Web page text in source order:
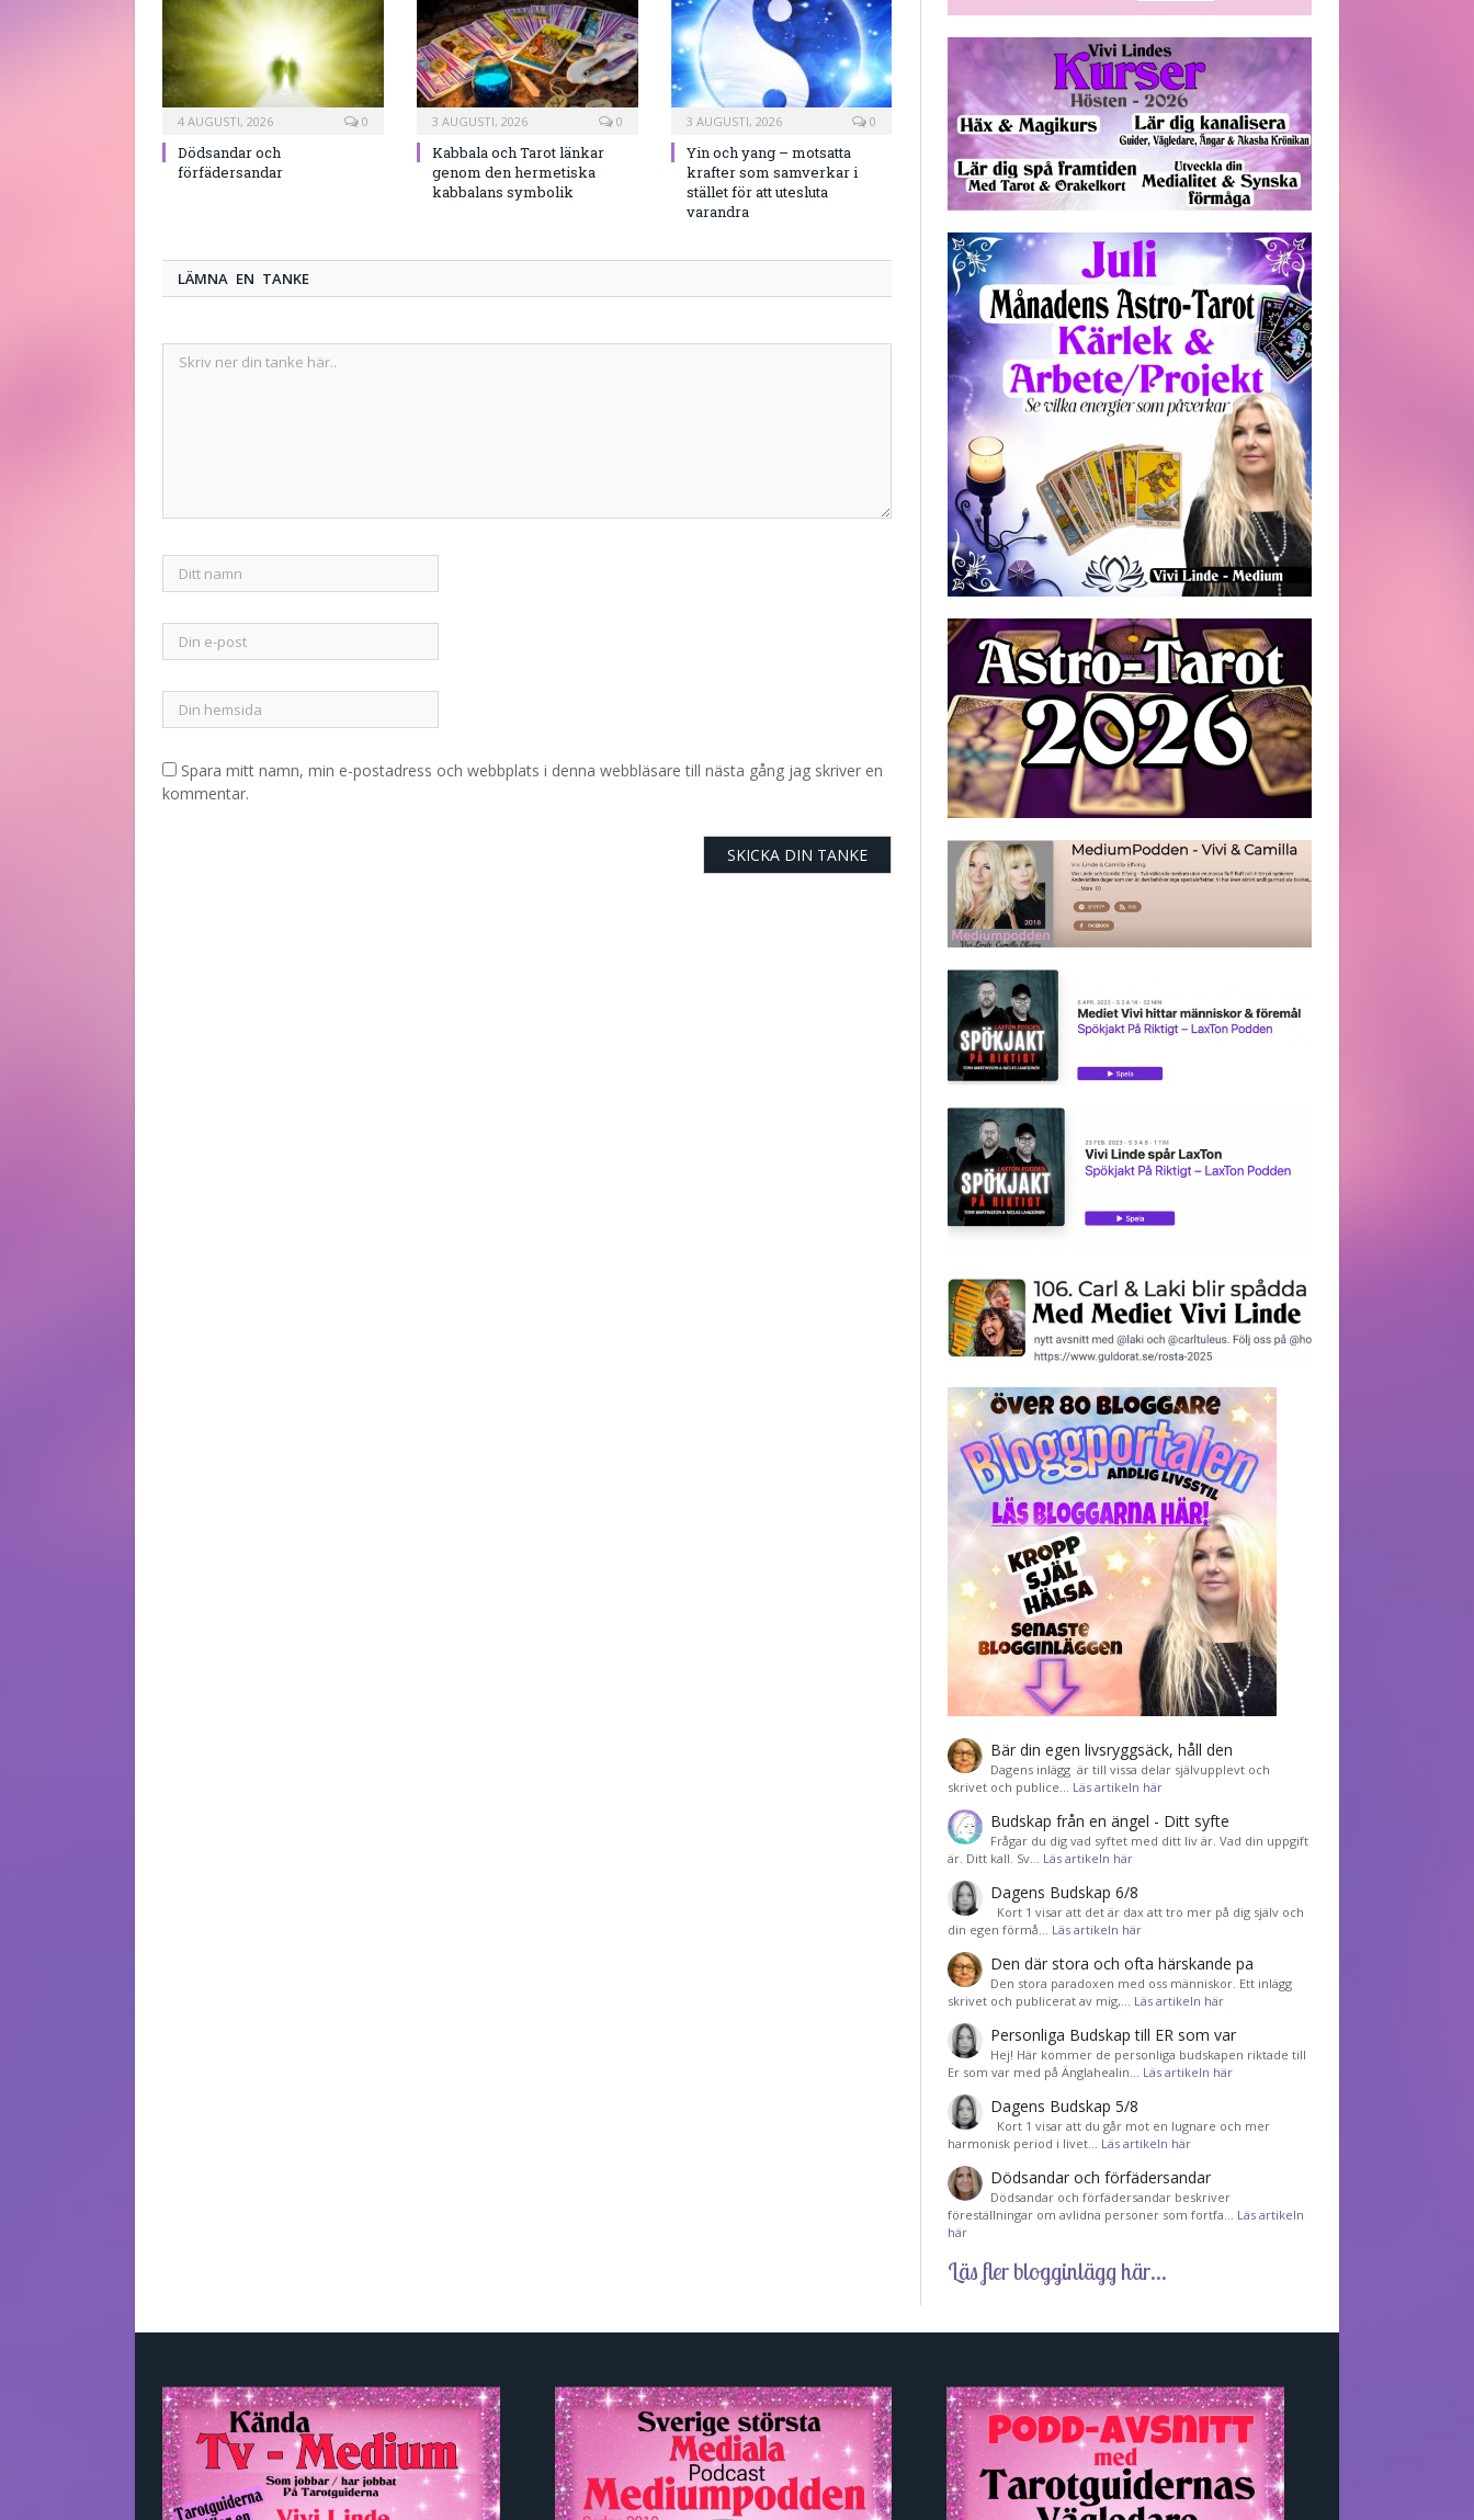
4 AUGUSTI, 2026 0
Dödsandar och
förfädersandar
3 AUGUSTI, 2026 0
Kabbala och Tarot länkar
genom den hermetiska
kabbalans symbolik
3 AUGUSTI, 2026 0
Yin och yang – motsatta
krafter som samverkar i
stället för att utesluta
varandra
LÄMNA EN TANKE
Spara mitt namn, min e-postadress och webbplats i denna webbläsare till nästa gång jag skriver en
kommentar.
Bär din egen livsryggsäck, håll den
Dagens inlägg är till vissa delar självupplevt och
skrivet och publice… Läs artikeln här
Budskap från en ängel - Ditt syfte
Frågar du dig vad syftet med ditt liv är. Vad din uppgift
är. Ditt kall. Sv… Läs artikeln här
Dagens Budskap 6/8
Kort 1 visar att det är dax att tro mer på dig själv och
din egen förmå… Läs artikeln här
Den där stora och ofta härskande pa
Den stora paradoxen med oss människor. Ett inlägg
skrivet och publicerat av mig,… Läs artikeln här
Personliga Budskap till ER som var
Hej! Här kommer de personliga budskapen riktade till
Er som var med på Änglahealin… Läs artikeln här
Dagens Budskap 5/8
Kort 1 visar att du går mot en lugnare och mer
harmonisk period i livet… Läs artikeln här
Dödsandar och förfädersandar
Dödsandar och förfädersandar beskriver
föreställningar om avlidna personer som fortfa… Läs artikeln
här
Läs fler blogginlägg här...